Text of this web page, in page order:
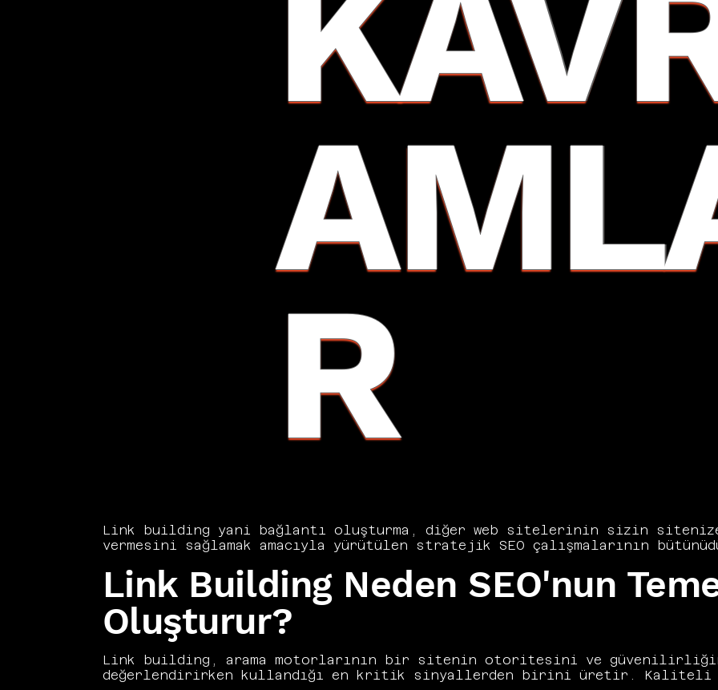
R
Link building yani bağlantı oluşturma, diğer web sitelerinin sizin
vermesini sağlamak amacıyla yürütülen stratejik SEO çalışmalarının
Consultancy, içerik tabanlı link kazanımını, misafir yazarlığı ve dijital
yöntemlerle desteklenen bütüncül bir link building stratejisi uygular.
alınmış bağlantılar kısa vadede fayda sağlasa da uzun vadede ciddi
içerikte link buildingin ne olduğunu ve neden SEO stratejinizin merkezinde
gerektiğini açıklıyoruz.
Link Building Neden SEO'nun
Oluşturur?
Link building, arama motorlarının bir sitenin otoritesini ve
değerlendirirken kullandığı en kritik sinyallerden birini üretir. Kaliteli